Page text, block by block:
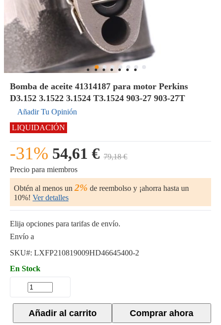
Bomba de aceite 41314187 para motor Perkins
D3.152 3.1522 3.1524 T3.1524 903-27 903-27T
Añadir Tu Opinión
LIQUIDACIÓN
-31% 54,61 € 79,18 €
Precio para miembros
Obtén al menos un 2% de reembolso y ¡ahorra hasta un
10%! Ver detalles
Elija opciones para tarifas de envío.
Envío a
SKU#: LXFP210819009HD46645400-2
En Stock
Comprar ahora
Añadir al carrito